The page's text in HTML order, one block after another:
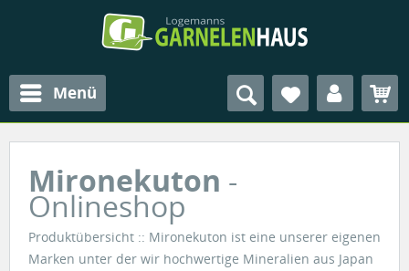
Menü
Mironekuton -
Onlineshop
Produktübersicht :: Mironekuton ist eine unserer eigenen
Marken unter der wir hochwertige Mineralien aus Japan